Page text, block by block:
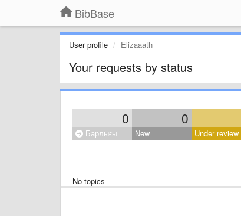
BibBase
User profile Elizaaath
Your requests by status
0 0
Барлығы New Under review
No topics